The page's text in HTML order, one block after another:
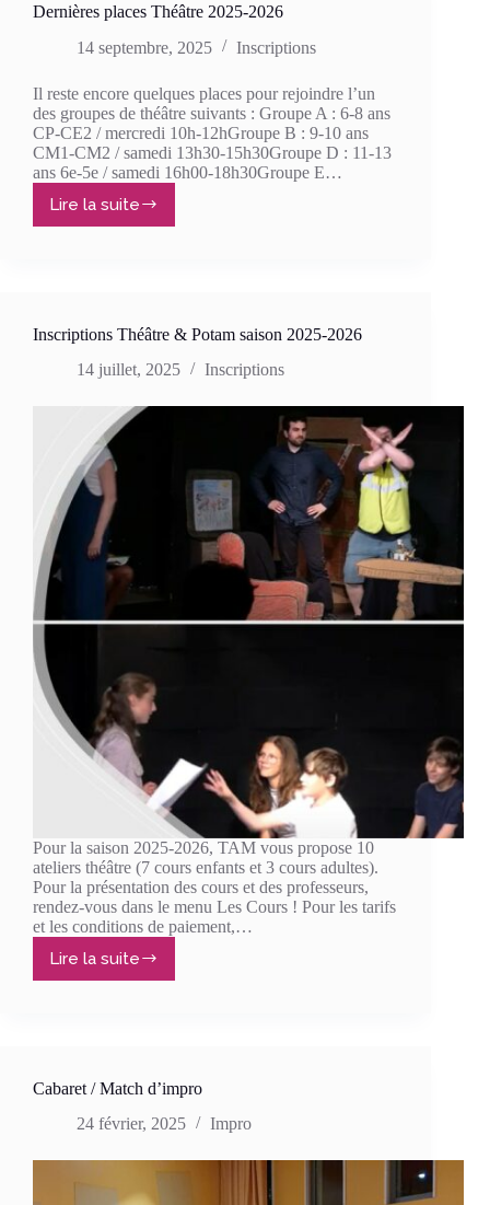
Dernières places Théâtre 2025-2026
14 septembre, 2025
Inscriptions
Il reste encore quelques places pour rejoindre l’un
des groupes de théâtre suivants : Groupe A : 6-8 ans
CP-CE2 / mercredi 10h-12hGroupe B : 9-10 ans
CM1-CM2 / samedi 13h30-15h30Groupe D : 11-13
ans 6e-5e / samedi 16h00-18h30Groupe E…
Lire la suite
Dernières
places
Inscriptions Théâtre & Potam saison 2025-2026
14 juillet, 2025
Inscriptions
Pour la saison 2025-2026, TAM vous propose 10
ateliers théâtre (7 cours enfants et 3 cours adultes).
Pour la présentation des cours et des professeurs,
rendez-vous dans le menu Les Cours ! Pour les tarifs
et les conditions de paiement,…
Lire la suiteInscriptions
Théâtre
2026
Cabaret / Match d’impro
24 février, 2025
Impro